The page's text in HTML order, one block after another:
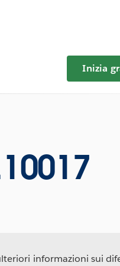
Inizia
informazioni sui